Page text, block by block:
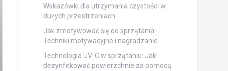
Wskazówki dla utrzymania czystości w
dużych przestrzeniach
Jak zmotywować się do sprzątania:
Techniki motywacyjne i nagradzanie
Technologia UV-C w sprzątaniu: Jak
dezynfekować powierzchnie za pomocą